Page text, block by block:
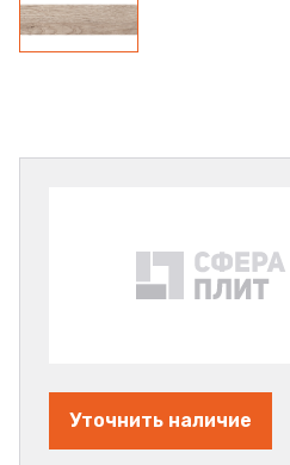
Уточнить наличие